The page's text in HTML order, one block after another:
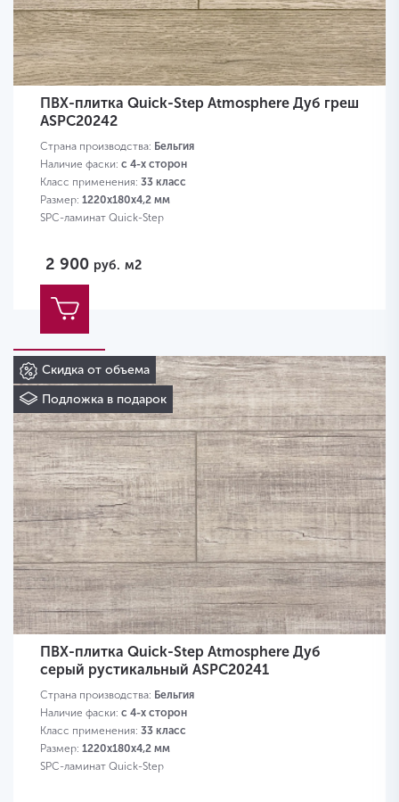
ПВХ-плитка Quick-Step Atmosphere Дуб греш
ASPC20242
Страна производства: Бельгия
Наличие фаски: с 4-х сторон
Класс применения: 33 класс
Размер: 1220х180х4,2 мм
SPC-ламинат Quick-Step
2 900 руб. м2
Скидка от объема
Подложка в подарок
ПВХ-плитка Quick-Step Atmosphere Дуб
серый рустикальный ASPC20241
Страна производства: Бельгия
Наличие фаски: с 4-х сторон
Класс применения: 33 класс
Размер: 1220х180х4,2 мм
SPC-ламинат Quick-Step